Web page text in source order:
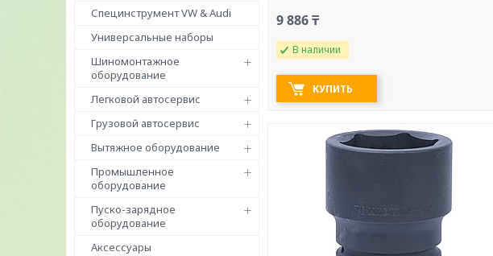
Специнструмент VW & Audi
Универсальные наборы
Шиномонтажное
оборудование
Легковой автосервис
Грузовой автосервис
Вытяжное оборудование
Промышленное
оборудование
Пуско-зарядное
оборудование
Аксессуары
9 886 ₸
В наличии
КУПИТЬ